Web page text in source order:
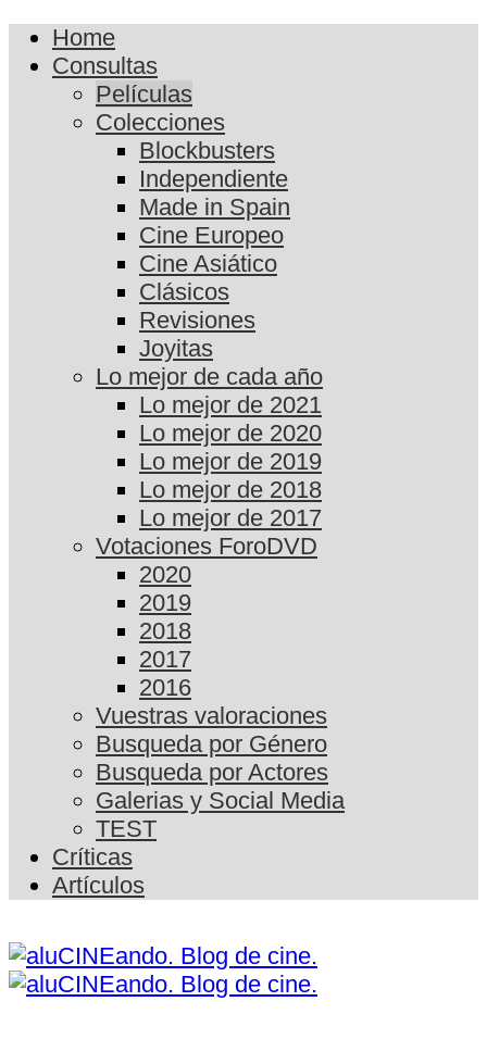
Home
Consultas
Películas
Colecciones
Blockbusters
Independiente
Made in Spain
Cine Europeo
Cine Asiático
Clásicos
Revisiones
Joyitas
Lo mejor de cada año
Lo mejor de 2021
Lo mejor de 2020
Lo mejor de 2019
Lo mejor de 2018
Lo mejor de 2017
Votaciones ForoDVD
2020
2019
2018
2017
2016
Vuestras valoraciones
Busqueda por Género
Busqueda por Actores
Galerias y Social Media
TEST
Críticas
Artículos